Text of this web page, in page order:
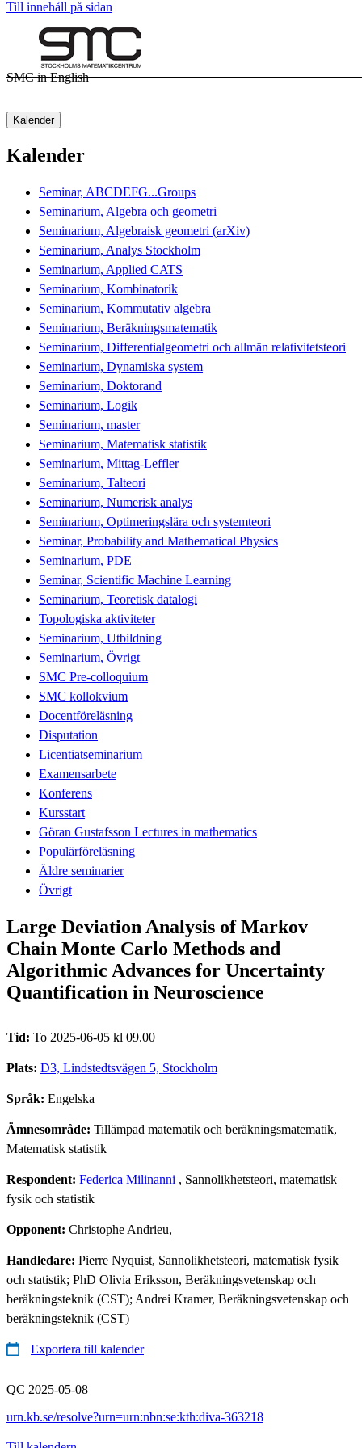
Till innehåll på sidan
SMC in English
Kalender
Kalender
Seminar, ABCDEFG...Groups
Seminarium, Algebra och geometri
Seminarium, Algebraisk geometri (arXiv)
Seminarium, Analys Stockholm
Seminarium, Applied CATS
Seminarium, Kombinatorik
Seminarium, Kommutativ algebra
Seminarium, Beräkningsmatematik
Seminarium, Differentialgeometri och allmän relativitetsteori
Seminarium, Dynamiska system
Seminarium, Doktorand
Seminarium, Logik
Seminarium, master
Seminarium, Matematisk statistik
Seminarium, Mittag-Leffler
Seminarium, Talteori
Seminarium, Numerisk analys
Seminarium, Optimeringslära och systemteori
Seminar, Probability and Mathematical Physics
Seminarium, PDE
Seminar, Scientific Machine Learning
Seminarium, Teoretisk datalogi
Topologiska aktiviteter
Seminarium, Utbildning
Seminarium, Övrigt
SMC Pre-colloquium
SMC kollokvium
Docentföreläsning
Disputation
Licentiatseminarium
Examensarbete
Konferens
Kursstart
Göran Gustafsson Lectures in mathematics
Populärföreläsning
Äldre seminarier
Övrigt
Large Deviation Analysis of Markov
Chain Monte Carlo Methods and
Algorithmic Advances for Uncertainty
Quantification in Neuroscience
Tid: To 2025-06-05 kl 09.00
Plats: D3, Lindstedtsvägen 5, Stockholm
Språk: Engelska
Ämnesområde: Tillämpad matematik och beräkningsmatematik,
Matematisk statistik
Respondent: Federica Milinanni , Sannolikhetsteori, matematisk
fysik och statistik
Opponent: Christophe Andrieu,
Handledare: Pierre Nyquist, Sannolikhetsteori, matematisk fysik
och statistik; PhD Olivia Eriksson, Beräkningsvetenskap och
beräkningsteknik (CST); Andrei Kramer, Beräkningsvetenskap och
beräkningsteknik (CST)
Exportera till kalender
QC 2025-05-08
urn.kb.se/resolve?urn=urn:nbn:se:kth:diva-363218